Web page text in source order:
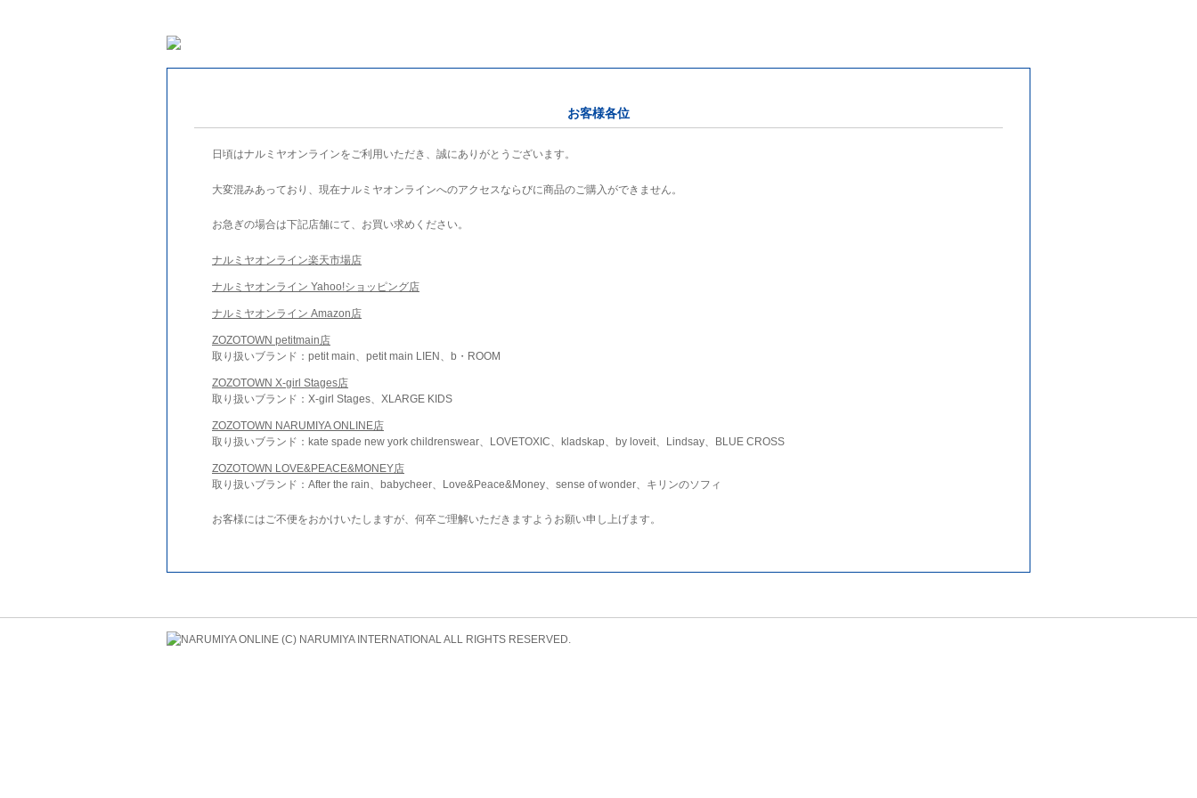
お客様各位
日頃はナルミヤオンラインをご利用いただき、誠にありがとうございます。
大変混みあっており、現在ナルミヤオンラインへのアクセスならびに商品のご購入ができません。
お急ぎの場合は下記店舗にて、お買い求めください。
ナルミヤオンライン楽天市場店
ナルミヤオンライン Yahoo!ショッピング店
ナルミヤオンライン Amazon店
ZOZOTOWN petitmain店
取り扱いブランド：petit main、petit main LIEN、b・ROOM
ZOZOTOWN X-girl Stages店
取り扱いブランド：X-girl Stages、XLARGE KIDS
ZOZOTOWN NARUMIYA ONLINE店
取り扱いブランド：kate spade new york childrenswear、LOVETOXIC、kladskap、by loveit、Lindsay、BLUE CROSS
ZOZOTOWN LOVE&PEACE&MONEY店
取り扱いブランド：After the rain、babycheer、Love&Peace&Money、sense of wonder、キリンのソフィ
お客様にはご不便をおかけいたしますが、何卒ご理解いただきますようお願い申し上げます。